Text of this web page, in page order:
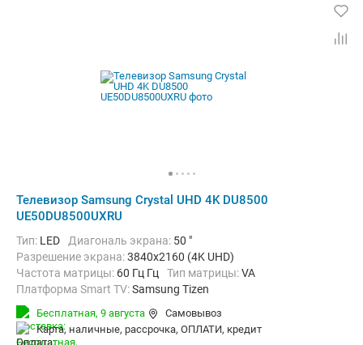
Телевизор Samsung Crystal UHD 4K DU8500
UE50DU8500UXRU
Тип: LED Диагональ экрана: 50 "
Разрешение экрана:3840x2160 (4K UHD)
Частота матрицы: 60 Гц Гц Тип матрицы:VA
Платформа Smart TV:Samsung Tizen
Беспроводные интерфейсы:
Бесплатная, 9 августа
Самовывоз
карта, наличные, рассрочка, ОПЛАТИ, кредит